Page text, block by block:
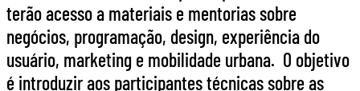
terão acesso a materiais e mentorias sobre
negócios, programação, design, experiência do
usuário, marketing e mobilidade urbana. O objetivo
é introduzir aos participantes técnicas sobre as